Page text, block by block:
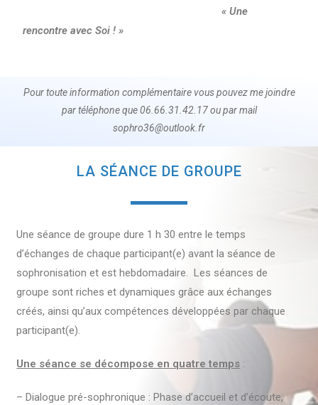
« Une
rencontre avec Soi ! »
Pour toute information complémentaire vous pouvez me joindre
par téléphone que 06.66.31.42.17 ou par mail
sophro36@outlook.fr
LA SÉANCE DE GROUPE
Une séance de groupe dure 1 h 30 entre le temps
d’échanges de chaque participant(e) avant la séance de
sophronisation et est hebdomadaire. Les séances de
groupe sont riches et dynamiques grâce aux échanges
créés, ainsi qu’aux compétences développées par chaque
participant(e).
Une séance se décompose en quatre temps :
– Dialogue pré-sophronique : Phase d’accueil et d’écoute,